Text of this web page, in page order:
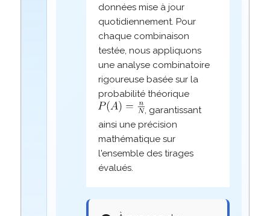
données mise à jour
quotidiennement. Pour
chaque combinaison
testée, nous appliquons
une analyse combinatoire
rigoureuse basée sur la
probabilité théorique
, garantissant
ainsi une précision
mathématique sur
l'ensemble des tirages
évalués.